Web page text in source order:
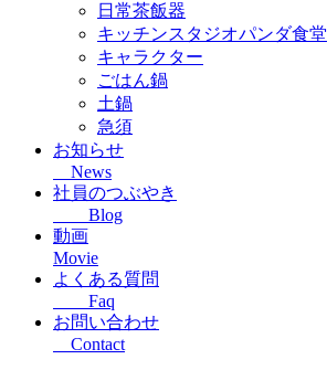
日常茶飯器
キッチンスタジオパンダ食堂
キャラクター
ごはん鍋
土鍋
急須
お知らせ
News
社員のつぶやき
Blog
動画
Movie
よくある質問
Faq
お問い合わせ
Contact